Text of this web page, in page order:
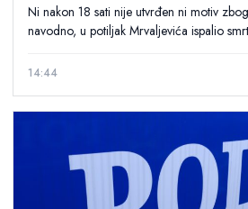
Ni nakon 18 sati nije utvrđen ni motiv
navodno, u potiljak Mrvaljevića ispalio
14:44